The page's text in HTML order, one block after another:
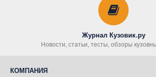
Журнал Кузовик.ру
Новости, статьи, тесты, обзоры
КОМПАНИЯ